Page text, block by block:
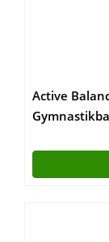
Active
verwendbar